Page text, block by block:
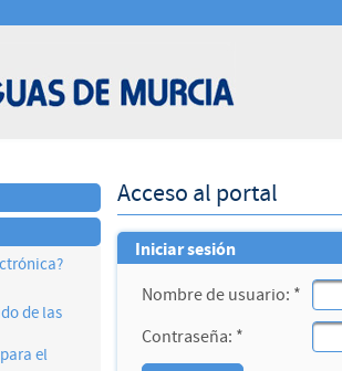
de las
el
Acceso al portal
Iniciar sesión
Nombre de usuario: *
Contraseña: *